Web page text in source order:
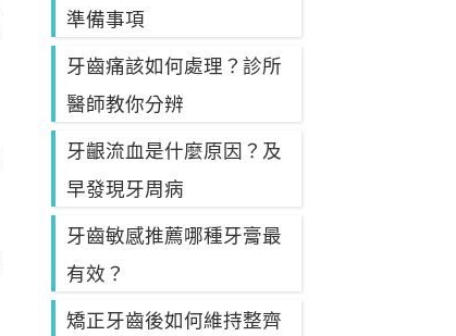
準備事項
牙齒痛該如何處理？診所
醫師教你分辨
牙齦流血是什麼原因？及
早發現牙周病
牙齒敏感推薦哪種牙膏最
有效？
矯正牙齒後如何維持整齊